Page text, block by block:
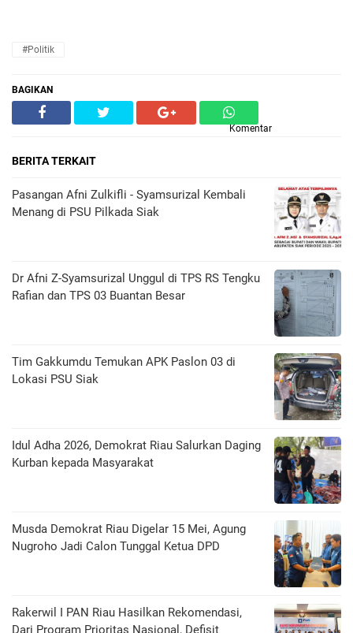
#Politik
BAGIKAN
Komentar
BERITA TERKAIT
Pasangan Afni Zulkifli - Syamsurizal Kembali
Menang di PSU Pilkada Siak
Dr Afni Z-Syamsurizal Unggul di TPS RS Tengku
Rafian dan TPS 03 Buantan Besar
Tim Gakkumdu Temukan APK Paslon 03 di
Lokasi PSU Siak
Idul Adha 2026, Demokrat Riau Salurkan Daging
Kurban kepada Masyarakat
Musda Demokrat Riau Digelar 15 Mei, Agung
Nugroho Jadi Calon Tunggal Ketua DPD
Rakerwil I PAN Riau Hasilkan Rekomendasi,
Dari Program Prioritas Nasional, Defisit